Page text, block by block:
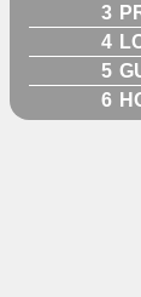
3
4
5
6